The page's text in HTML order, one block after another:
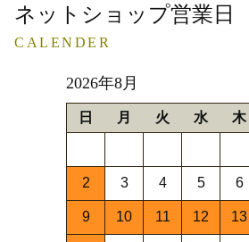
ネットショップ営業日
CALENDER
2026年8月
日 月 火 水 木
2 3 4 5 6
9 10 11 12 13